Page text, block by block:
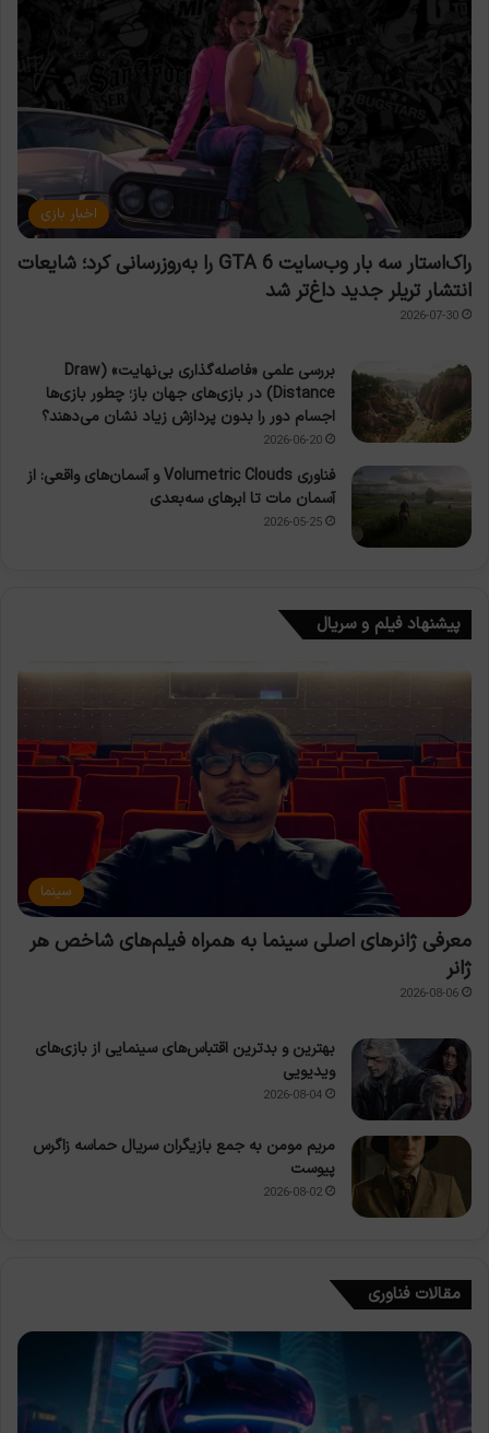
اخبار بازی
راک‌استار سه بار وب‌سایت GTA 6 را به‌روزرسانی کرد؛ شایعات
انتشار تریلر جدید داغ‌تر شد
2026-07-30
بررسی علمی «فاصله‌گذاری بی‌نهایت» (Draw
Distance) در بازی‌های جهان باز؛ چطور بازی‌ها
اجسام دور را بدون پردازش زیاد نشان می‌دهند؟
2026-06-20
فناوری Volumetric Clouds و آسمان‌های واقعی: از
آسمان مات تا ابرهای سه‌بعدی
2026-05-25
پیشنهاد فیلم و سریال
سینما
معرفی ژانرهای اصلی سینما به همراه فیلم‌های شاخص هر
ژانر
2026-08-06
بهترین و بدترین اقتباس‌های سینمایی از بازی‌های
ویدیویی
2026-08-04
مریم مومن به جمع بازیگران سریال حماسه زاگرس
پیوست
2026-08-02
مقالات فناوری